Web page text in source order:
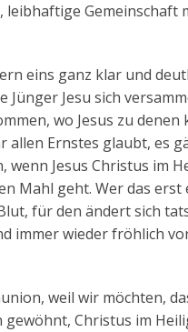
Gemeinschaft
eins ganz klar und
Jesu sich
wo Jesus zu denen
Ernstes glaubt, es
Jesus Christus im
Mahl geht. Wer das erst
für den ändert sich
immer wieder fröhlich
weil wir möchten,
Christus im